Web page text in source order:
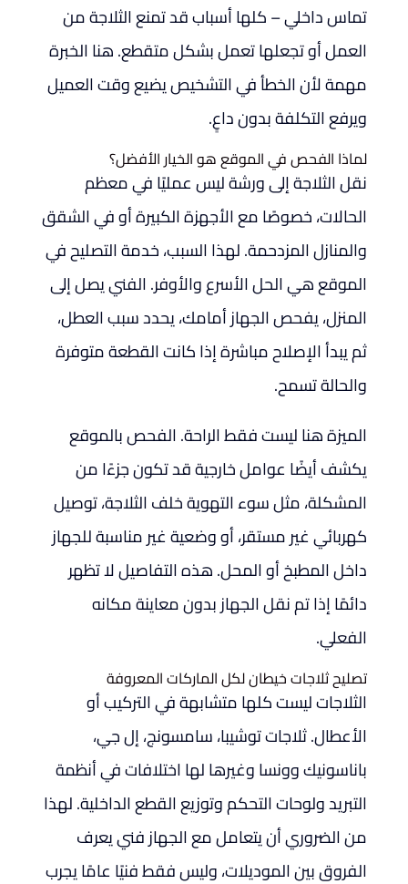
تماس داخلي – كلها أسباب قد تمنع الثلاجة من
العمل أو تجعلها تعمل بشكل متقطع. هنا الخبرة
مهمة لأن الخطأ في التشخيص يضيع وقت العميل
ويرفع التكلفة بدون داعٍ.
لماذا الفحص في الموقع هو الخيار الأفضل؟
نقل الثلاجة إلى ورشة ليس عمليًا في معظم
الحالات، خصوصًا مع الأجهزة الكبيرة أو في الشقق
والمنازل المزدحمة. لهذا السبب، خدمة التصليح في
الموقع هي الحل الأسرع والأوفر. الفني يصل إلى
المنزل، يفحص الجهاز أمامك، يحدد سبب العطل،
ثم يبدأ الإصلاح مباشرة إذا كانت القطعة متوفرة
والحالة تسمح.
الميزة هنا ليست فقط الراحة. الفحص بالموقع
يكشف أيضًا عوامل خارجية قد تكون جزءًا من
المشكلة، مثل سوء التهوية خلف الثلاجة، توصيل
كهربائي غير مستقر، أو وضعية غير مناسبة للجهاز
داخل المطبخ أو المحل. هذه التفاصيل لا تظهر
دائمًا إذا تم نقل الجهاز بدون معاينة مكانه
الفعلي.
تصليح ثلاجات خيطان لكل الماركات المعروفة
الثلاجات ليست كلها متشابهة في التركيب أو
الأعطال. ثلاجات توشيبا، سامسونج، إل جي،
باناسونيك وونسا وغيرها لها اختلافات في أنظمة
التبريد ولوحات التحكم وتوزيع القطع الداخلية. لهذا
من الضروري أن يتعامل مع الجهاز فني يعرف
الفروق بين الموديلات، وليس فقط فنيًا عامًا يجرب